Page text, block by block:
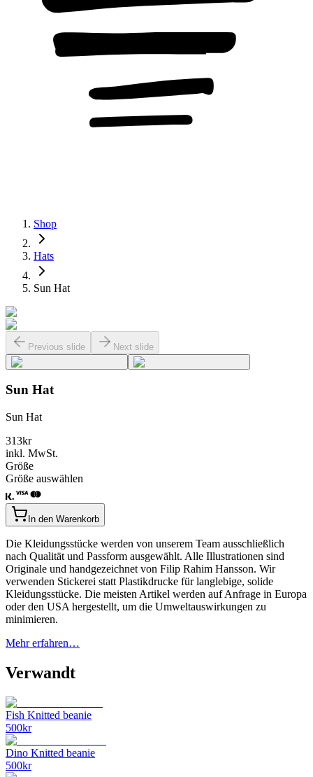
Shop
Hats
Sun Hat
Previous slide Next slide
Sun Hat
Sun Hat
313kr
inkl. MwSt.
Größe
Größe auswählen
In den Warenkorb
Die Kleidungsstücke werden von unserem Team ausschließlich
nach Qualität und Passform ausgewählt. Alle Illustrationen sind
Originale und handgezeichnet von Filip Rahim Hansson. Wir
verwenden Stickerei statt Plastikdrucke für langlebige, solide
Kleidungsstücke. Die meisten Artikel werden auf Anfrage in Europa
oder den USA hergestellt, um die Umweltauswirkungen zu
minimieren.
Mehr erfahren…
Verwandt
Fish Knitted beanie
500kr
Dino Knitted beanie
500kr